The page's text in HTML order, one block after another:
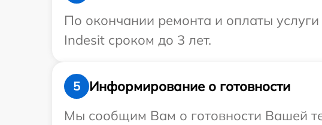
По окончании ремонта и оплаты
Indesit сроком до 3 лет.
5
Информирование о готовности
Мы сообщим Вам о готовности Вашей